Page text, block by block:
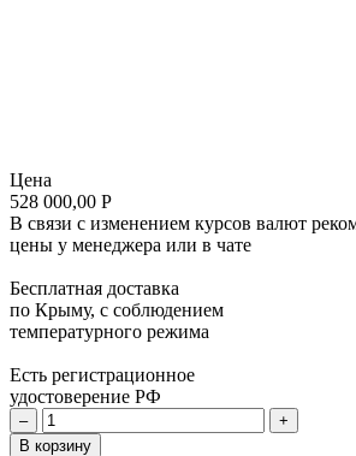
Цена
528 000,00 Р
В связи с изменением курсов валют
цены у менеджера или в чате
Бесплатная доставка
по Крыму, с соблюдением
температурного режима
Есть регистрационное
удостоверение РФ
–
+
В корзину